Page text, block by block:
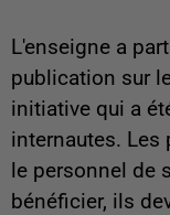
L'enseigne a
publication sur
initiative qui a
internautes. Les
le personnel de
bénéficier, ils